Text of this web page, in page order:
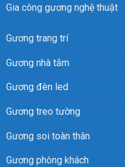
Gia công gương nghệ thuật
Gương trang trí
Gương nhà tắm
Gương đèn led
Gương treo tường
Gương soi toàn thân
Gương phòng khách